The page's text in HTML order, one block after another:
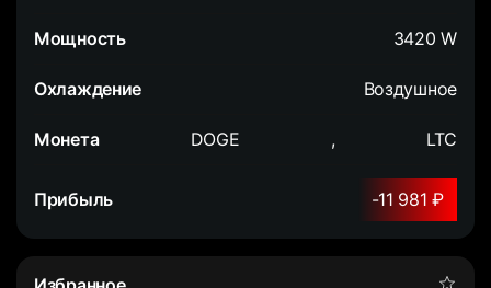
3420 W
Воздушное
DOGE , LTC
-11 981 ₽